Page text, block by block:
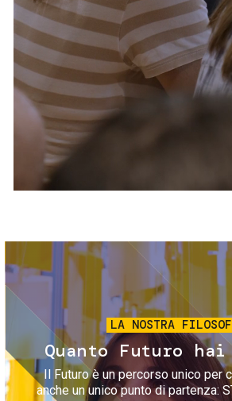
Servizi e accessibilità
Contatti
FAQ
Biglietti
Immagine
LA NOSTRA
Quanto Futuro
Il Futuro è un percorso unico per
anche un unico punto di partenza: